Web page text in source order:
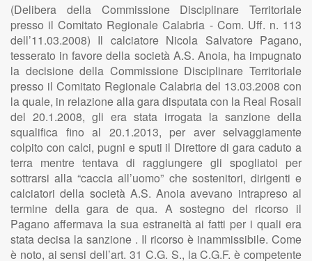
(Delibera della Commissione Disciplinare Territoriale
presso il Comitato Regionale Calabria - Com. Uff. n. 113
dell’11.03.2008) Il calciatore Nicola Salvatore Pagano,
tesserato in favore della società A.S. Anoia, ha impugnato
la decisione della Commissione Disciplinare Territoriale
presso il Comitato Regionale Calabria del 13.03.2008 con
la quale, in relazione alla gara disputata con la Real Rosali
del 20.1.2008, gli era stata irrogata la sanzione della
squalifica fino al 20.1.2013, per aver selvaggiamente
colpito con calci, pugni e sputi il Direttore di gara caduto a
terra mentre tentava di raggiungere gli spogliatoi per
sottrarsi alla “caccia all’uomo” che sostenitori, dirigenti e
calciatori della società A.S. Anoia avevano intrapreso al
termine della gara de qua. A sostegno del ricorso il
Pagano affermava la sua estraneità ai fatti per i quali era
stata decisa la sanzione . Il ricorso è inammissibile. Come
è noto, ai sensi dell’art. 31 C.G. S., la C.G.F. è competente